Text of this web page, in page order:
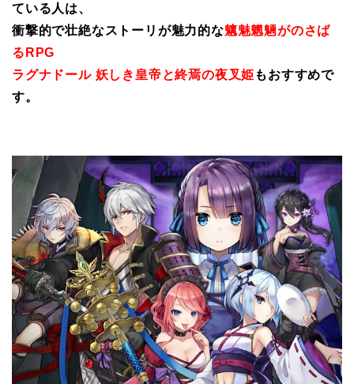
ている人は、
衝撃的で壮絶なストーリが魅力的な魑魅魍魎がのさば
るRPG
ラグナドール 妖しき皇帝と終焉の夜叉姫 もおすすめで
す。